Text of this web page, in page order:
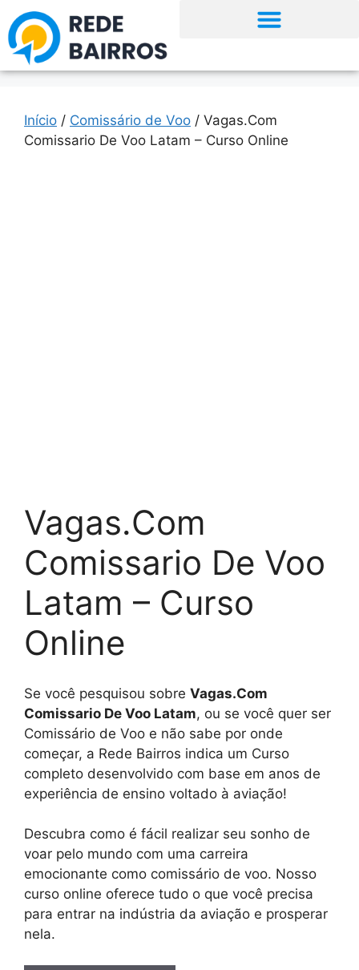
Início / Comissário de Voo / Vagas.Com
Comissario De Voo Latam – Curso Online
Vagas.Com
Comissario De Voo
Latam – Curso
Online
Se você pesquisou sobre Vagas.Com
Comissario De Voo Latam, ou se você quer ser
Comissário de Voo e não sabe por onde
começar, a Rede Bairros indica um Curso
completo desenvolvido com base em anos de
experiência de ensino voltado à aviação!
Descubra como é fácil realizar seu sonho de
voar pelo mundo com uma carreira
emocionante como comissário de voo. Nosso
curso online oferece tudo o que você precisa
para entrar na indústria da aviação e prosperar
nela.